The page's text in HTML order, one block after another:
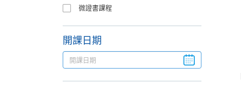
微證書課程
開課日期